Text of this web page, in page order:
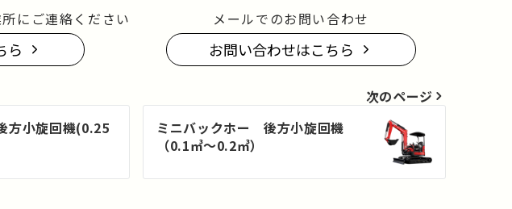
にご連絡ください
ら
メールでのお問い合わせ
お問い合わせはこちら
小旋回機(0.25
次のページ
ミニバックホー 後方小旋回機
（0.1㎥～0.2㎥）